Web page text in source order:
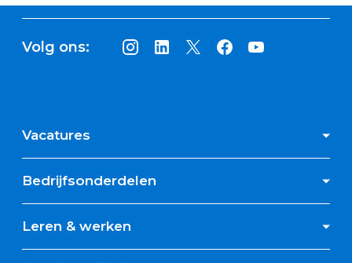
Volg ons:
Vacatures
Bedrijfsonderdelen
Leren & werken